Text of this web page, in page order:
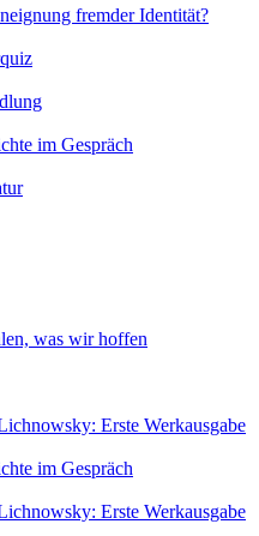
fremder Identität?
im Gespräch
was wir hoffen
Erste Werkausgabe
im Gespräch
Erste Werkausgabe